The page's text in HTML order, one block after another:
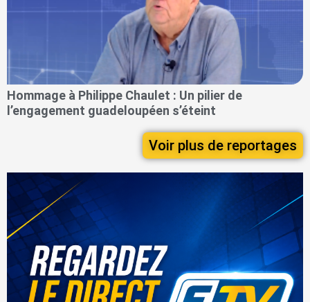
Hommage à Philippe Chaulet : Un pilier de
l’engagement guadeloupéen s’éteint
Voir plus de reportages